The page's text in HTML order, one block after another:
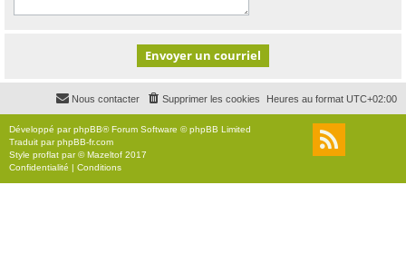
Heures au format UTC+02:00
Supprimer les cookies
Nous contacter
Développé parphpBB® Forum Software © phpBB Limited
Traduit parphpBB-fr.com
Style proflat par ©Mazeltof 2017
Confidentialité | Conditions